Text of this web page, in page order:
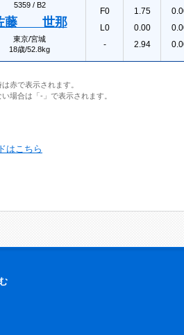
5359 / B2
藤 世那
東京/宮城
18歳/52.8kg
F0
L0
-
1.75
0.00
2.94
赤で表示されます。
場合は「-」で表示されます。
はこちら